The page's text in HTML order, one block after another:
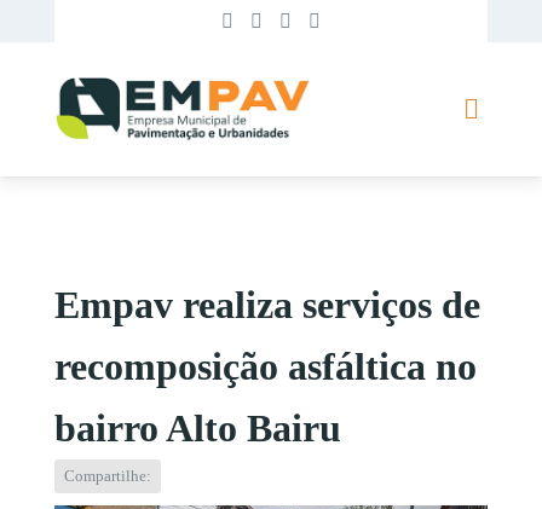
Empav realiza serviços de
recomposição asfáltica no
bairro Alto Bairu
Compartilhe: